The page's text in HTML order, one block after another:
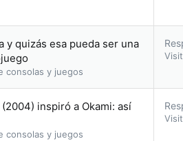
y quizás esa pueda ser una
consolas y juegos
inspiró a Okami: así
consolas y juegos